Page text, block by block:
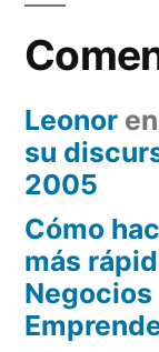
Leonor en
su
2005
Cómo
más
Negocios